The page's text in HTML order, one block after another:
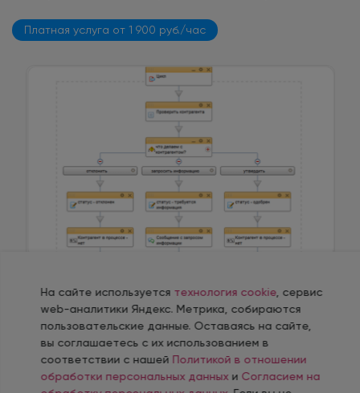
Платная услуга от 1 900 руб./час
Автоматизация сценария работы сотрудников
контролирует процесс без вашего участия
Оценивайте количество потенциальных сделок в
разрезе рекламных источников.
На сайте используется технология cookie, сервис
web-аналитики Яндекс. Метрика, собираются
пользовательские данные. Оставаясь на сайте,
вы соглашаетесь с их использованием в
соответствии с нашей Политикой в отношении
обработки персональных данных и Согласием на